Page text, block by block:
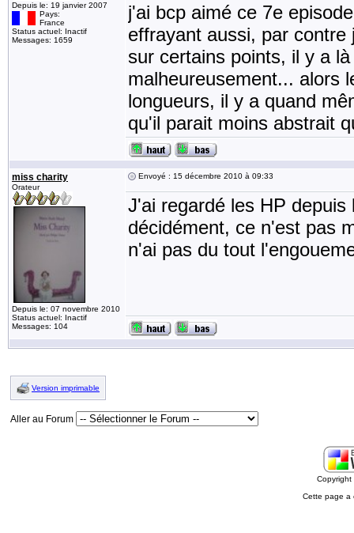
Depuis le: 19 janvier 2007
Pays:
France
Status actuel: Inactif
Messages: 1659
j'ai bcp aimé ce 7e
effrayant aussi, par
sur certains points, il y a
malheureusement... alors
longueurs, il y a quand
qu'il parait moins abstrait
miss charity
Orateur
Depuis le: 07 novembre 2010
Status actuel: Inactif
Messages: 104
Envoyé : 15 décembre 2010 à 09:33
J'ai regardé les HP
décidément, ce n'est pas
n'ai pas du tout
Version imprimable
Aller au Forum
Cette page a